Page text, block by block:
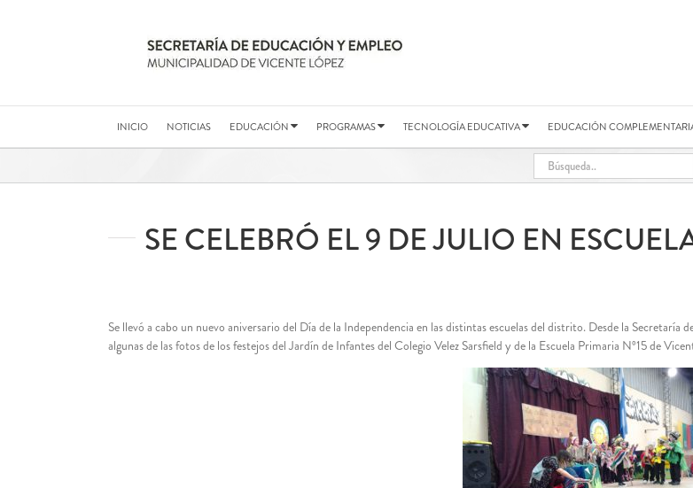
INICIO NOTICIAS EDUCACIÓN PROGRAMAS TECNOLOGÍA EDUCATIVA EDUCACIÓN
SE CELEBRÓ EL 9 DE JULIO EN
Se llevó a cabo un nuevo aniversario del Día de la Independencia en las distintas escuelas del distrito. Desde la
algunas de las fotos de los festejos del Jardín de Infantes del Colegio Velez Sarsfield y de la Escuela Primaria Nº15 de